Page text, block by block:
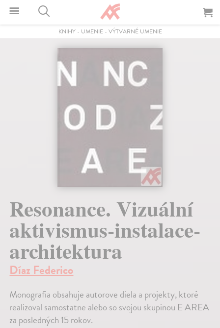
KNIHY- UMENIE- VÝTVARNÉ UMENIE
Resonance. Vizuální
aktivismus-instalace-
architektura
Díaz Federico
Monografia obsahuje autorove diela a projekty, ktoré
realizoval samostatne alebo so svojou skupinou E AREA
za posledných 15 rokov.